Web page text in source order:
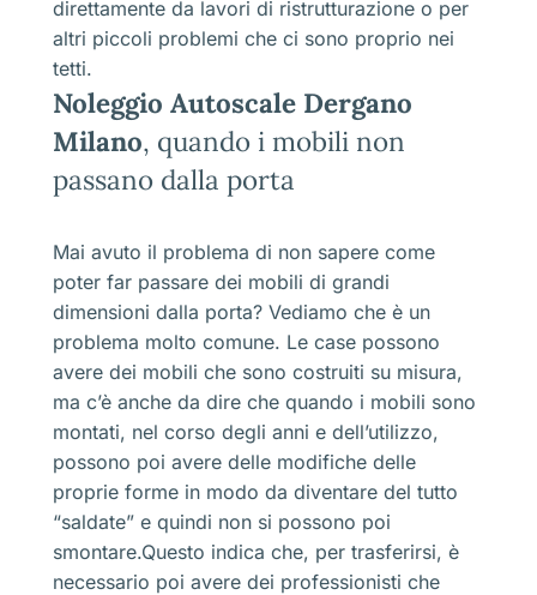
direttamente da lavori di ristrutturazione o per
altri piccoli problemi che ci sono proprio nei
tetti.
Noleggio Autoscale Dergano
Milano, quando i mobili non
passano dalla porta
Mai avuto il problema di non sapere come
poter far passare dei mobili di grandi
dimensioni dalla porta? Vediamo che è un
problema molto comune. Le case possono
avere dei mobili che sono costruiti su misura,
ma c’è anche da dire che quando i mobili sono
montati, nel corso degli anni e dell’utilizzo,
possono poi avere delle modifiche delle
proprie forme in modo da diventare del tutto
“saldate” e quindi non si possono poi
smontare.Questo indica che, per trasferirsi, è
necessario poi avere dei professionisti che